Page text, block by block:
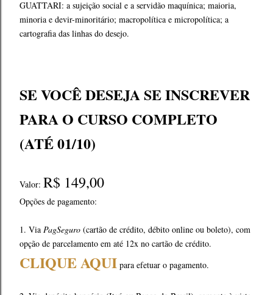
GUATTARI: a sujeição social e a servidão maquínica; maioria,
minoria e devir-minoritário; macropolítica e micropolítica; a
cartografia das linhas do desejo.
SE VOCÊ DESEJA SE INSCREVER
PARA O CURSO COMPLETO
(ATÉ 01/10)
Valor: R$ 149,00
Opções de pagamento:
1. Via PagSeguro (cartão de crédito, débito online ou boleto), com
opção de parcelamento em até 12x no cartão de crédito.
CLIQUE AQUI para efetuar o pagamento.